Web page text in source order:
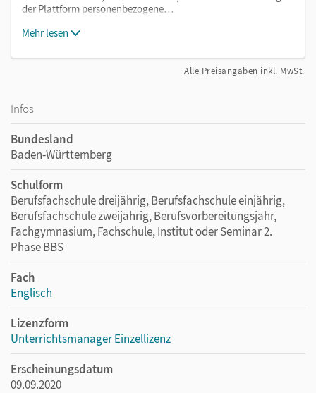
der Plattform personenbezogene…
Mehr lesen
Alle Preisangaben inkl. MwSt.
Infos
Bundesland
Baden-Württemberg
Schulform
Berufsfachschule dreijährig, Berufsfachschule einjährig,
Berufsfachschule zweijährig, Berufsvorbereitungsjahr,
Fachgymnasium, Fachschule, Institut oder Seminar 2.
Phase BBS
Fach
Englisch
Lizenzform
Unterrichtsmanager Einzellizenz
Erscheinungsdatum
09.09.2020